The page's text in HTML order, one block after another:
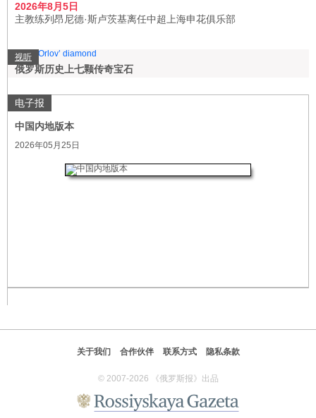
2026年8月5日
主教练列昂尼德·斯卢茨基离任中超上海申花俱乐部
视听
俄罗斯历史上七颗传奇宝石
电子报
中国内地版本
2026年05月25日
关于我们 合作伙伴 联系方式 隐私条款
© 2007-2026 《俄罗斯报》出品